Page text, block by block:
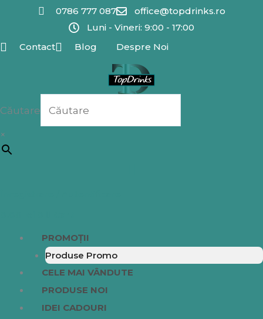
content
0786 777 087
office@topdrinks.ro
Luni - Vineri: 9:00 - 17:00
Contact
Blog Despre Noi
Căutare
×
PROMOȚII
Produse Promo
CELE MAI VÂNDUTE
PRODUSE NOI
IDEI CADOURI